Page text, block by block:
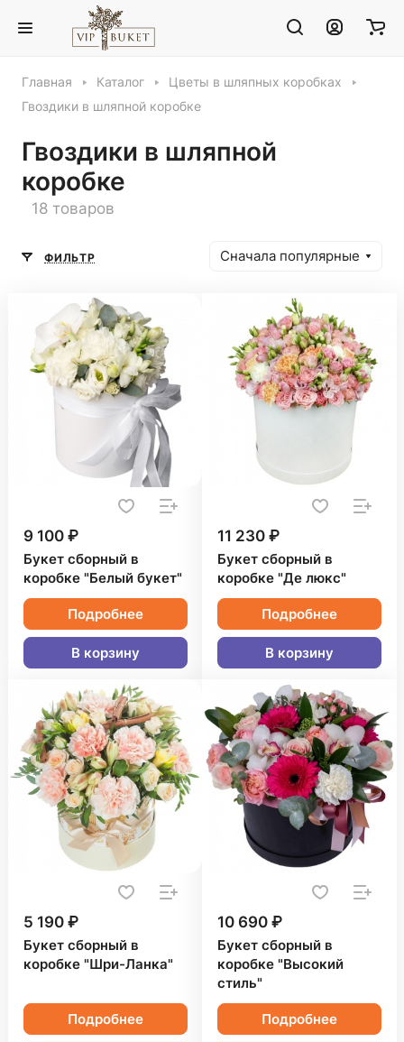
Главная Каталог
Цветы в шляпных коробках
Гвоздики в шляпной коробке
Гвоздики в шляпной
коробке
18 товаров
ФИЛЬТР Сначала популярные
9 100 ₽
Букет сборный в
коробке "Белый букет"
Подробнее
В корзину
11 230 ₽
Букет сборный в
коробке "Де люкс"
Подробнее
В корзину
5 190 ₽
Букет сборный в
коробке "Шри-Ланка"
Подробнее
10 690 ₽
Букет сборный в
коробке "Высокий
стиль"
Подробнее